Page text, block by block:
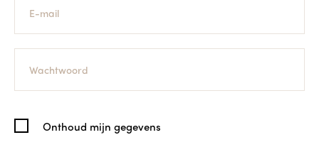
Onthoud mijn gegevens